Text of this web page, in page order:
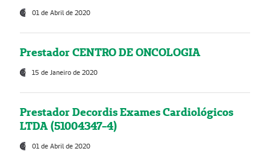
01 de Abril de 2020
Prestador CENTRO DE ONCOLOGIA
15 de Janeiro de 2020
Prestador Decordis Exames Cardiológicos
LTDA (51004347-4)
01 de Abril de 2020